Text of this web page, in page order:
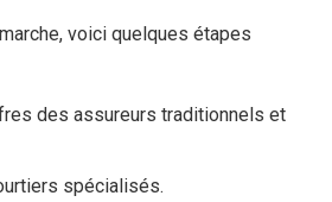
voici quelques étapes
des assureurs traditionnels et
spécialisés.